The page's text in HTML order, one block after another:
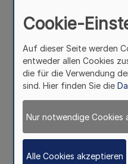
Cookie-
Auf dieser Seite werden
entweder allen Cookies
die für die Verwendung
sind. Hier finden Sie die
Nur notwendige Cookies
Alle Cookies akzeptieren